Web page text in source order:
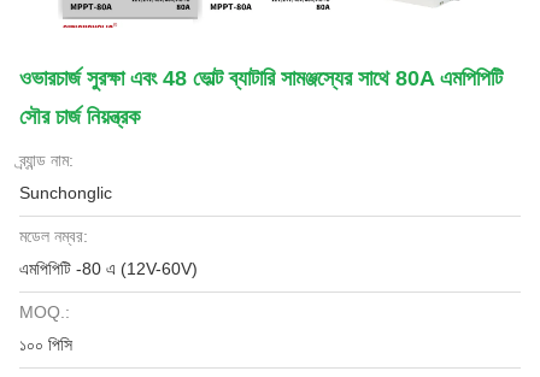
ওভারচার্জ সুরক্ষা এবং 48 ভোল্ট ব্যাটারি সামঞ্জস্যের সাথে 80A এমপিপিটি
সৌর চার্জ নিয়ন্ত্রক
ব্র্যান্ড নাম:
Sunchonglic
মডেল নম্বর:
এমপিপিটি -80 এ (12V-60V)
MOQ.:
১০০ পিসি